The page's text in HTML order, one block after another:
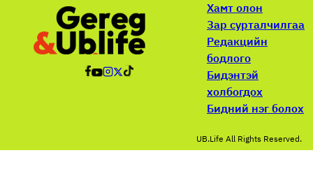
Хамт олон
Зар сурталчилгаа
Редакцийн
бодлого
Бидэнтэй
холбогдох
Бидний нэг болох
UB.Life All Rights Reserved.